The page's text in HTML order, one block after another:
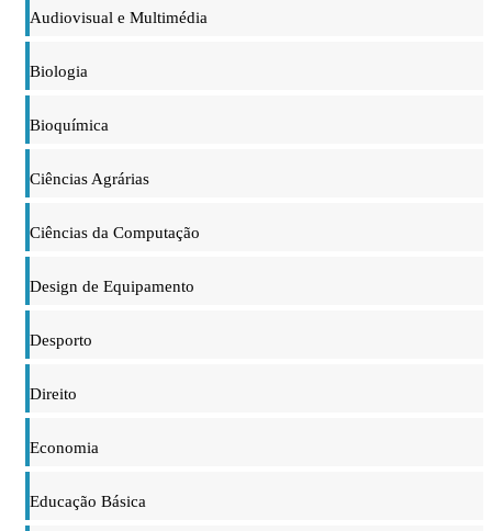
Audiovisual e Multimédia
Biologia
Bioquímica
Ciências Agrárias
Ciências da Computação
Design de Equipamento
Desporto
Direito
Economia
Educação Básica